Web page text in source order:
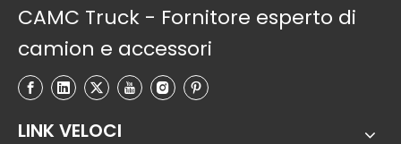
CAMC Truck - Fornitore esperto di
camion e accessori
LINK VELOCI